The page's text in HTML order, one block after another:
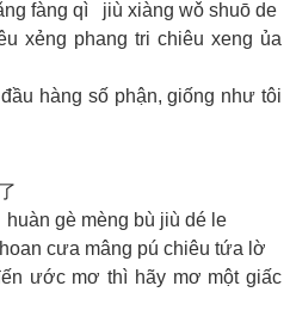
fàng qì jiù xiàng wǒ shuō de
xẻng phang tri chiêu xeng ủa
hàng số phận, giống như tôi
gè mèng bù jiù dé le
cưa mâng pú chiêu tứa lờ
ước mơ thì hãy mơ một giấc